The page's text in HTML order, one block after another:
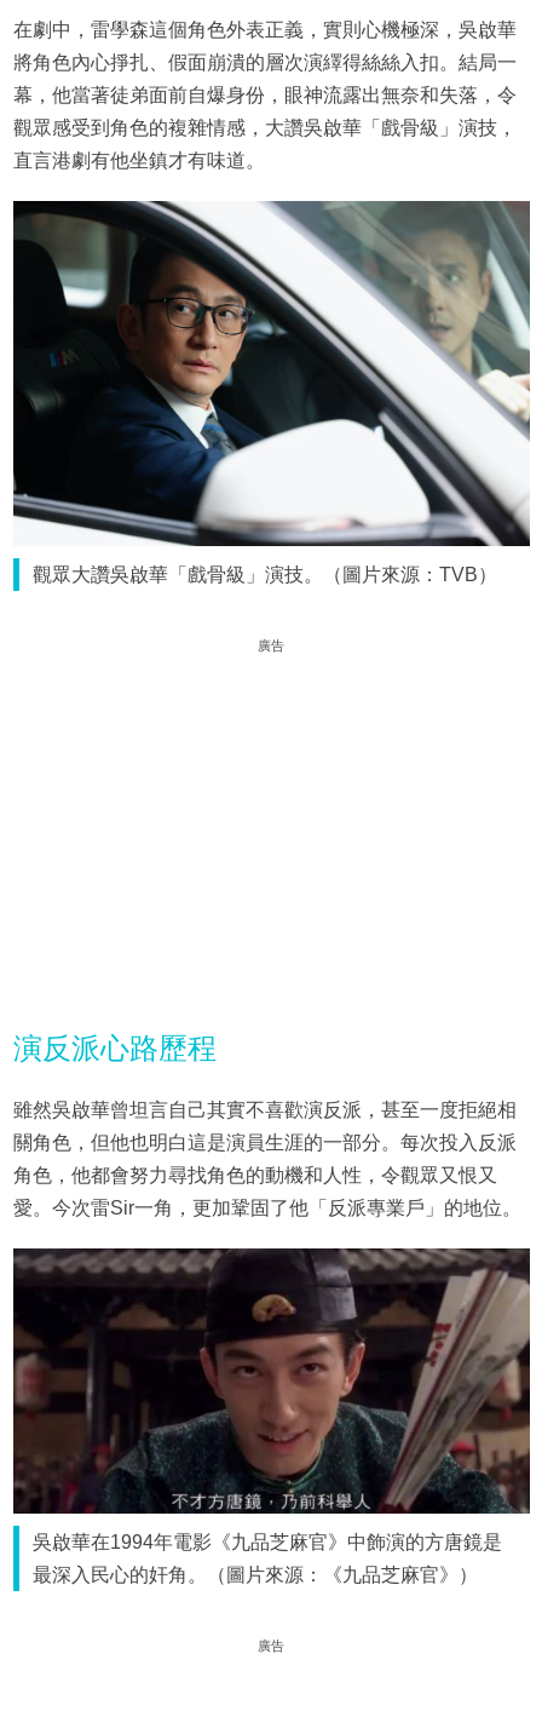
在劇中，雷學森這個角色外表正義，實則心機極深，吳啟華
將角色內心掙扎、假面崩潰的層次演繹得絲絲入扣。結局一
幕，他當著徒弟面前自爆身份，眼神流露出無奈和失落，令
觀眾感受到角色的複雜情感，大讚吳啟華「戲骨級」演技，
直言港劇有他坐鎮才有味道。
觀眾大讚吳啟華「戲骨級」演技。（圖片來源：TVB）
廣告
演反派心路歷程
雖然吳啟華曾坦言自己其實不喜歡演反派，甚至一度拒絕相
關角色，但他也明白這是演員生涯的一部分。每次投入反派
角色，他都會努力尋找角色的動機和人性，令觀眾又恨又
愛。今次雷Sir一角，更加鞏固了他「反派專業戶」的地位。
吳啟華在1994年電影《九品芝麻官》中飾演的方唐鏡是
最深入民心的奸角。（圖片來源：《九品芝麻官》）
廣告